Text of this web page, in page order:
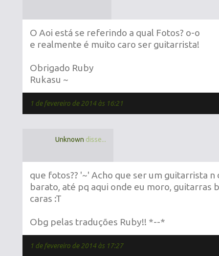
O Aoi está se referindo a qual Fotos? o-o
e realmente é muito caro ser guitarrista!
Obrigado Ruby
Rukasu ~
1 de fevereiro de 2014 às 16:21
Unknown disse...
que fotos?? '~' Acho que ser um guitarrista n
barato, até pq aqui onde eu moro, guitarras
caras :T
Obg pelas traduções Ruby!! *--*
1 de fevereiro de 2014 às 17:27